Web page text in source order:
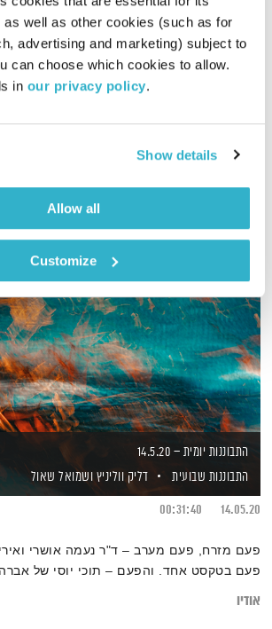
as well as other cookies (such as for
advertising and marketing) subject to
can choose which cookies to allow.
in our privacy policy.
Show details
Allow all
Customize
כל יום מחדש
אמיר פרי
01.04.20
00:59:29
התבוננות יומית – 14.5.20
התבוננות שבועית
דליק ווליניץ ושמואל שאול
14.05.20
00:31:40
פעם מזרח, פעם מערב – ד"ר נעמה אושרי ואירי
פעם בטקסט אחד. והפעם – תוכי יוסי של
אודיו